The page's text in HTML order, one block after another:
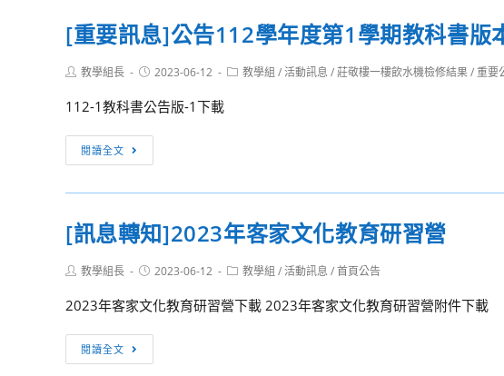
辦
「習
慣
領
域
×
慣
好
人
種
子
年
求
職
創
畫
微
影
片
徵
件
[重要訊息]公告112學年度第1學期教科書版
Post教學組長
Post2023-06-12
Post教學組 /活動訊息 /莊敬樓一樓飲水機檢修結果/重要
112-1教科書公告版-1下載
閱讀全文
要
訊
公
112
學
第
[訊息轉知]2023年客家文化教育研習營
Post教學組長
Post2023-06-12
Post教學組 /活動訊息 /首頁公告
2023年客家文化教育研習營下載 2023年客家文化教育研習營附件下載
閱讀全文
息